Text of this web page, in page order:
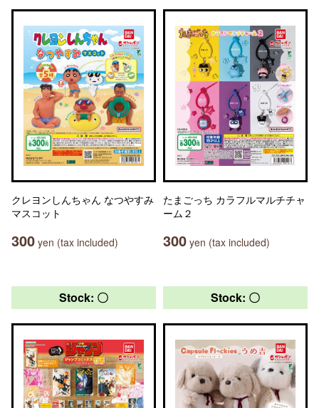
クレヨンしんちゃん なつやすみ
マスコット
300 yen (tax included)
たまごっち カラフルマルチチャ
ーム２
300 yen (tax included)
Stock: 〇 Stock: 〇